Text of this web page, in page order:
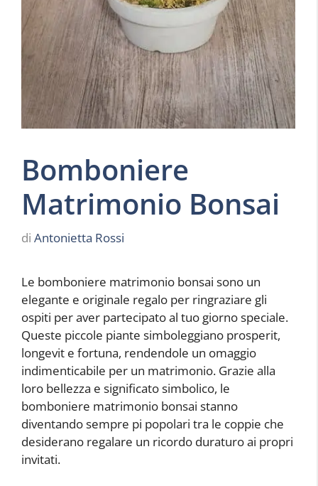
Bomboniere
Matrimonio Bonsai
di Antonietta Rossi
Le bomboniere matrimonio bonsai sono un
elegante e originale regalo per ringraziare gli
ospiti per aver partecipato al tuo giorno speciale.
Queste piccole piante simboleggiano prosperit,
longevit e fortuna, rendendole un omaggio
indimenticabile per un matrimonio. Grazie alla
loro bellezza e significato simbolico, le
bomboniere matrimonio bonsai stanno
diventando sempre pi popolari tra le coppie che
desiderano regalare un ricordo duraturo ai propri
invitati.